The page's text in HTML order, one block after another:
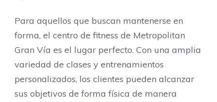
Para aquellos que buscan mantenerse en
forma, el centro de fitness de Metropolitan
Gran Vía es el lugar perfecto. Con una amplia
variedad de clases y entrenamientos
personalizados, los clientes pueden alcanzar
sus objetivos de forma física de manera